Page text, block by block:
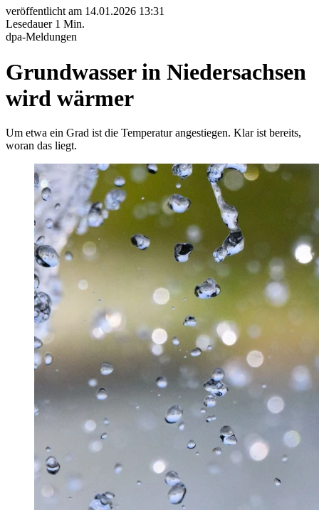
veröffentlicht am 14.01.2026 13:31
Lesedauer 1 Min.
dpa-Meldungen
Grundwasser in Niedersachsen
wird wärmer
Um etwa ein Grad ist die Temperatur angestiegen. Klar ist bereits,
woran das liegt.